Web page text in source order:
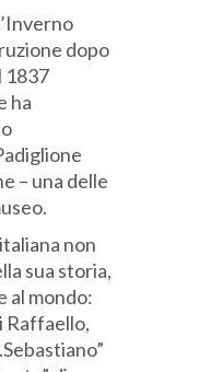
dopo
1837
ha
– una delle
non
sua storia,
al mondo:
Raffaello,